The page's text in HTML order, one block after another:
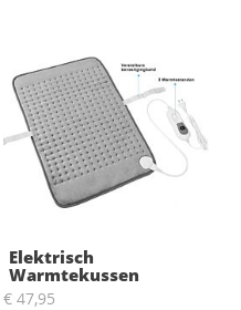
Elektrisch
Warmtekussen
€ 47,95